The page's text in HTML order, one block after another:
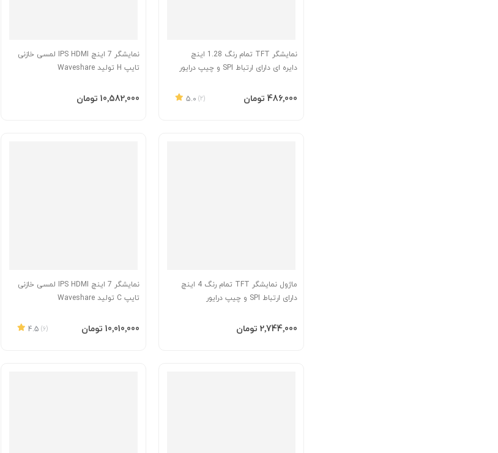
نمایشگر TFT تمام رنگ 1.28 اینچ
دایره ای دارای ارتباط SPI و چیپ درایور
5.0
(2) ‎486٬000 تومان
افزودن به سبد
نمایشگر 7 اینچ IPS HDMI لمسی خازنی
تایپ H تولید Waveshare
‎10٬582٬000 تومان
افزودن به سبد
ماژول نمایشگر TFT تمام رنگ 4 اینچ
دارای ارتباط SPI و چیپ درایور
‎2٬744٬000 تومان
افزودن به سبد
نمایشگر 7 اینچ IPS HDMI لمسی خازنی
تایپ C تولید Waveshare
4.5 (6) ‎10٬010٬000 تومان
افزودن به سبد